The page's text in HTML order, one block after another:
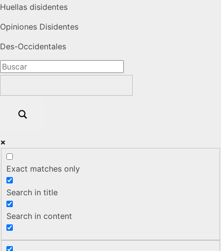
Huellas disidentes
Opiniones Disidentes
Des-Occidentales
Exact matches only
Search in title
Search in content